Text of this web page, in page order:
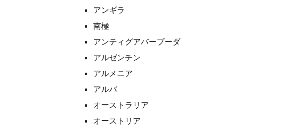
アンギラ
南極
アンティグアバーブーダ
アルゼンチン
アルメニア
アルバ
オーストラリア
オーストリア